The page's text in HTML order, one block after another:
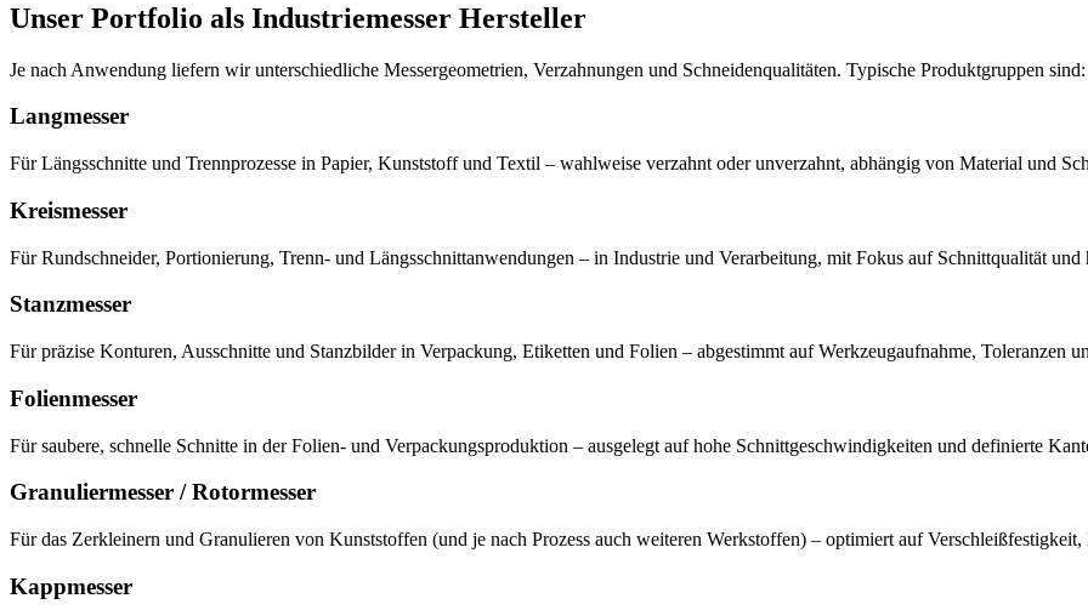
Unser Portfolio als Industriemesser Hersteller
Je nach Anwendung liefern wir unterschiedliche Messergeometrien, Verzahnungen und Schneidenqualitäten. Typische Produktgruppen sind:
Langmesser
Für Längsschnitte und Trennprozesse in Papier, Kunststoff und Textil – wahlweise verzahnt oder unverzahnt, abhängig von Material und
Kreismesser
Für Rundschneider, Portionierung, Trenn- und Längsschnittanwendungen – in Industrie und Verarbeitung, mit Fokus auf Schnittqualität und
Stanzmesser
Für präzise Konturen, Ausschnitte und Stanzbilder in Verpackung, Etiketten und Folien – abgestimmt auf Werkzeugaufnahme, Toleranzen
Folienmesser
Für saubere, schnelle Schnitte in der Folien- und Verpackungsproduktion – ausgelegt auf hohe Schnittgeschwindigkeiten und definierte
Granuliermesser / Rotormesser
Für das Zerkleinern und Granulieren von Kunststoffen (und je nach Prozess auch weiteren Werkstoffen) – optimiert auf
Kappmesser